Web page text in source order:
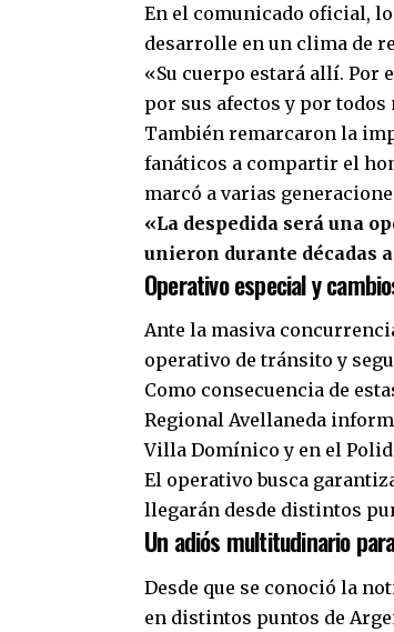
En el comunicado oficial,
desarrolle en un clima de
«Su cuerpo estará allí. Por
por sus afectos y por
También remarcaron la
fanáticos a compartir el
marcó a varias
«La despedida será una
unieron durante décadas
Operativo especial y
Ante la masiva
operativo de tránsito y
Como consecuencia de
Regional Avellaneda
Villa Domínico y en el
El operativo busca
llegarán desde distintos
Un adiós multitudinario
Desde que se conoció la
en distintos puntos de